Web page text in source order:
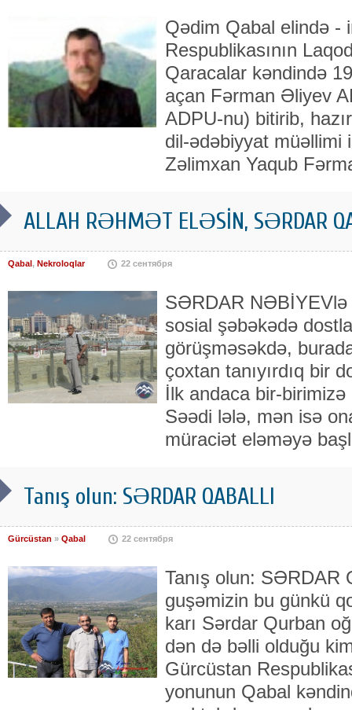
Qədim Qabal elində -
Respublikasının
Qaracalar kəndində
açan Fərman Əliyev
AD­PU-nu) bitirib,
dil-ədəbiyyat müəllimi
Zəlimxan Yaqub
ALLAH RƏHMƏT ELƏSİN, SƏRDAR
Qabal, Nekroloqlar 22 сентября
SƏRDAR NƏBİYEVlə
sosial şəbəkədə
görüşməsəkdə,
çoxtan tanıyırdıq bir
İlk andaca bir-
Səədi lələ, mən isə
müraciət eləməyə
Tanış olun: SƏRDAR QABALLI
Gürcüstan » Qabal 22 сентября
Tanış olun: SƏRDAR
guşəmizin bu günkü
karı Sər­dar Qurban
dən də bəlli olduğu
Gürcüstan
yonunun Qabal